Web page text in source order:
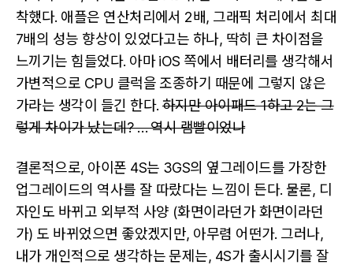
착했다. 애플은 연산처리에서 2배, 그래픽 처리에서 최대
7배의 성능 향상이 있었다고는 하나, 딱히 큰 차이점을
느끼기는 힘들었다. 아마 iOS 쪽에서 배터리를 생각해서
가변적으로 CPU 클럭을 조종하기 때문에 그렇지 않은
가라는 생각이 들긴 한다. 하지만 아이패드 1하고 2는 그
렇게 차이가 났는데? … 역시 램빨이었나
결론적으로, 아이폰 4S는 3GS의 옆그레이드를 가장한
업그레이드의 역사를 잘 따랐다는 느낌이 든다. 물론, 디
자인도 바뀌고 외부적 사양 (화면이라던가 화면이라던
가) 도 바뀌었으면 좋았겠지만, 아무렴 어떤가. 그러나,
내가 개인적으로 생각하는 문제는, 4S가 출시시기를 잘